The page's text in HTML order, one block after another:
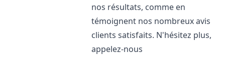
nos résultats, comme en
témoignent nos nombreux avis
clients satisfaits. N'hésitez plus,
appelez-nous